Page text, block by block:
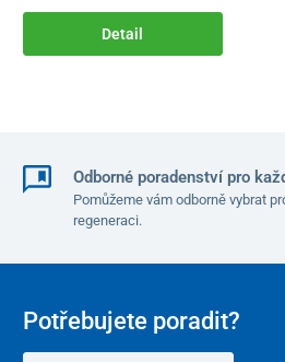
Detail
Odborné poradenství pro
Pomůžeme vám odborně vybrat
regeneraci.
Potřebujete poradit?